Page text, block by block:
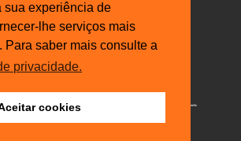
sua experiência de
lhe serviços mais
Para saber mais consulte a
privacidade.
cookies
185 - 6º